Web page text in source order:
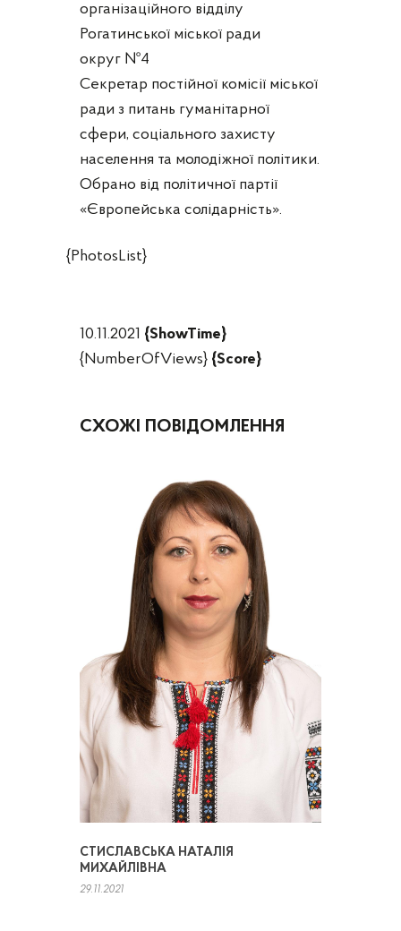
організаційного відділу
Рогатинської міської ради
округ №4
Секретар постійної комісії міської
ради з питань гуманітарної
сфери, соціального захисту
населення та молодіжної політики.
Обрано від політичної партії
«Європейська солідарність».
{PhotosList}
10.11.2021 {ShowTime}
{NumberOfViews} {Score}
СХОЖІ ПОВІДОМЛЕННЯ
СТИСЛАВСЬКА НАТАЛІЯ
МИХАЙЛІВНА
29.11.2021